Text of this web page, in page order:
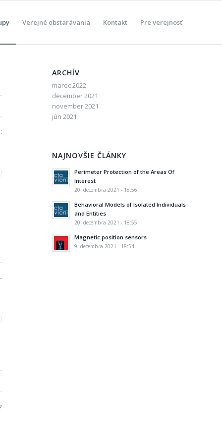
Verejné obstarávania Kontakt Pre verejnosť
ARCHÍV
marec 2022
december 2021
november 2021
jún 2021
NAJNOVŠIE ČLÁNKY
Perimeter Protection of the Areas Of
Interest
20. decembra 2021 - 18:56
Behavioral Models of Isolated Individuals
and Entities
20. decembra 2021 - 18:55
Magnetic position sensors
9. decembra 2021 - 18:54